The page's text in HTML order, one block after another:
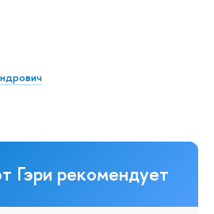
Гэри рекомендует